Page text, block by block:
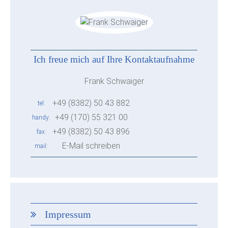
Ich freue mich auf Ihre Kontaktaufnahme
Frank Schwaiger
tel +49 (8382) 50 43 882
handy +49 (170) 55 321 00
fax +49 (8382) 50 43 896
mail E-Mail schreiben
Impressum